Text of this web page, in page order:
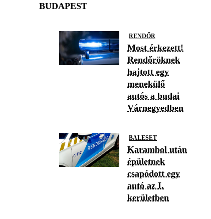
BUDAPEST
RENDŐR
Most érkezett!
Rendőröknek
hajtott egy
menekülő
autós a budai
Várnegyedben
BALESET
Karambol után
épületnek
csapódott egy
autó az I.
kerületben